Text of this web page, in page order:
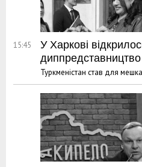
15:45
У Харкові
диппредставництво
Туркменістан став для